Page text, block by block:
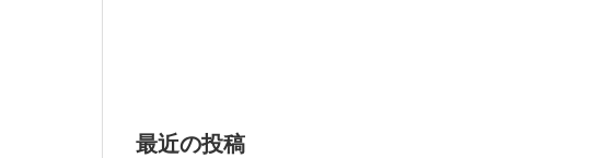
最近の投稿